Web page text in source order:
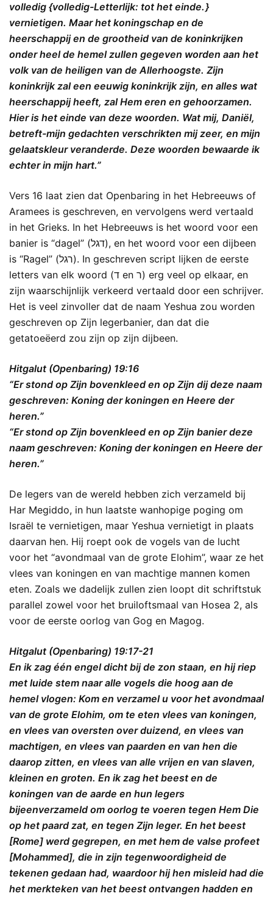
volledig {volledig-Letterlijk: tot het einde. }
vernietigen. Maar het koningschap en de
heerschappij en de grootheid van de koninkrijken
onder heel de hemel zullen gegeven worden aan het
volk van de heiligen van de Allerhoogste. Zijn
koninkrijk zal een eeuwig koninkrijk zijn, en alles wat
heerschappij heeft, zal Hem eren en gehoorzamen.
Hier is het einde van deze woorden. Wat mij, Daniël,
betreft-mijn gedachten verschrikten mij zeer, en mijn
gelaatskleur veranderde. Deze woorden bewaarde ik
echter in mijn hart.”
Vers 16 laat zien dat Openbaring in het Hebreeuws of
Aramees is geschreven, en vervolgens werd vertaald
in het Grieks. In het Hebreeuws is het woord voor een
banier is “dagel” (דגל), en het woord voor een dijbeen
is “Ragel” (רגל). In geschreven script lijken de eerste
letters van elk woord (ד en ר) erg veel op elkaar, en
zijn waarschijnlijk verkeerd vertaald door een schrijver.
Het is veel zinvoller dat de naam Yeshua zou worden
geschreven op Zijn legerbanier, dan dat die
getatoeëerd zou zijn op zijn dijbeen.
Hitgalut (Openbaring) 19:16
“Er stond op Zijn bovenkleed en op Zijn dij deze naam
geschreven: Koning der koningen en Heere der
heren.”
“Er stond op Zijn bovenkleed en op Zijn banier deze
naam geschreven: Koning der koningen en Heere der
heren.”
De legers van de wereld hebben zich verzameld bij
Har Megiddo, in hun laatste wanhopige poging om
Israël te vernietigen, maar Yeshua vernietigt in plaats
daarvan hen. Hij roept ook de vogels van de lucht
voor het “avondmaal van de grote Elohim”, waar ze het
vlees van koningen en van machtige mannen komen
eten. Zoals we dadelijk zullen zien loopt dit schriftstuk
parallel zowel voor het bruiloftsmaal van Hosea 2, als
voor de eerste oorlog van Gog en Magog.
Hitgalut (Openbaring) 19:17-21
En ik zag één engel dicht bij de zon staan, en hij riep
met luide stem naar alle vogels die hoog aan de
hemel vlogen: Kom en verzamel u voor het avondmaal
van de grote Elohim, om te eten vlees van koningen,
en vlees van oversten over duizend, en vlees van
machtigen, en vlees van paarden en van hen die
daarop zitten, en vlees van alle vrijen en van slaven,
kleinen en groten. En ik zag het beest en de
koningen van de aarde en hun legers
bijeenverzameld om oorlog te voeren tegen Hem Die
op het paard zat, en tegen Zijn leger. En het beest
[Rome] werd gegrepen, en met hem de valse profeet
[Mohammed], die in zijn tegenwoordigheid de
tekenen gedaan had, waardoor hij hen misleid had die
het merkteken van het beest ontvangen hadden en